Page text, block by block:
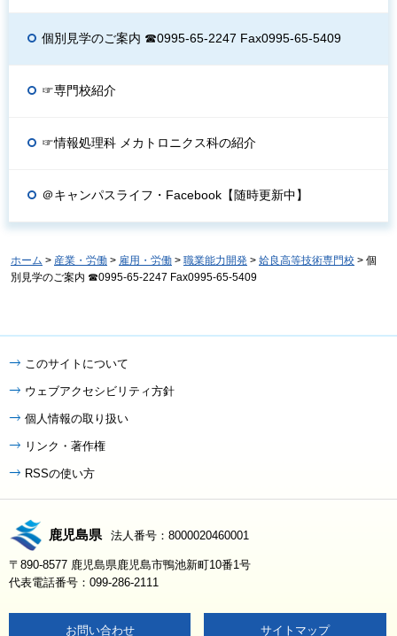
個別見学のご案内 ☎0995-65-2247 Fax0995-65-5409
☞専門校紹介
☞情報処理科 メカトロニクス科の紹介
＠キャンパスライフ・Facebook【随時更新中】
ホーム > 産業・労働 > 雇用・労働 > 職業能力開発 > 姶良高等技術専門校 > 個
別見学のご案内 ☎0995-65-2247 Fax0995-65-5409
このサイトについて
ウェブアクセシビリティ方針
個人情報の取り扱い
リンク・著作権
RSSの使い方
鹿児島県 法人番号：8000020460001
〒890-8577 鹿児島県鹿児島市鴨池新町10番1号
代表電話番号：099-286-2111
お問い合わせ サイトマップ